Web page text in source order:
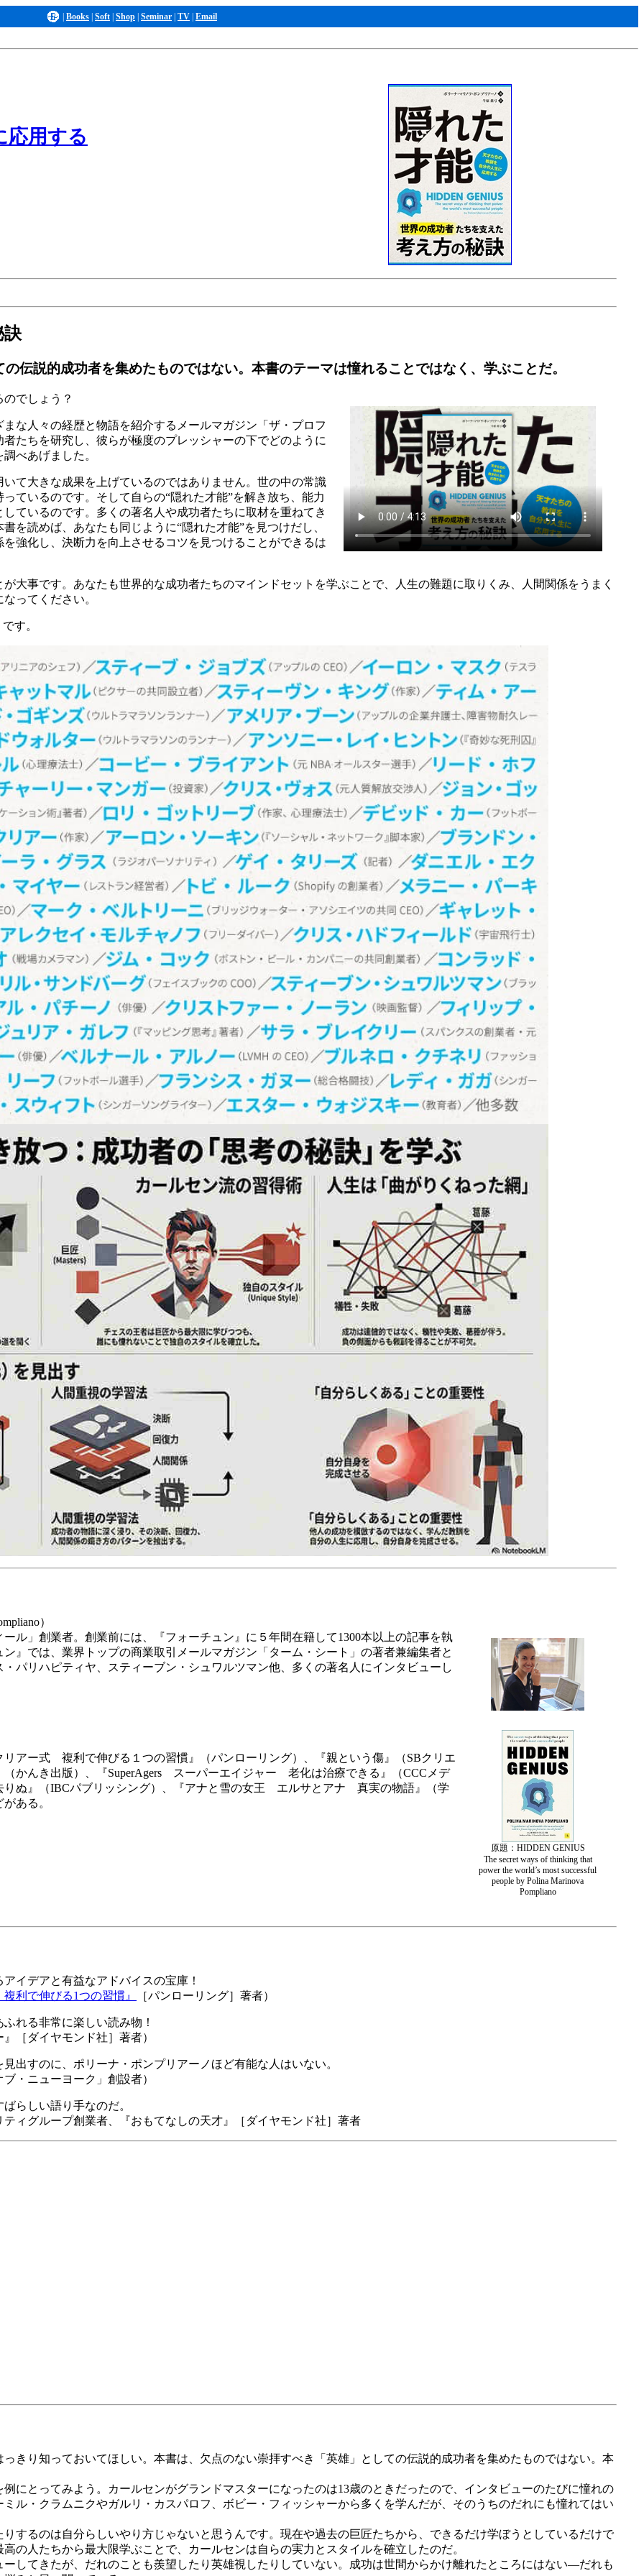
Books Soft Shop Seminar TV Email
応用する
訣
伝説的成功者を集めたものではない。本書のテーマは憧れることではなく、学ぶことだ。
でしょう？
人々の経歴と物語を紹介するメールマガジン「ザ・プロフ
たちを研究し、彼らが極度のプレッシャーの下でどのように
べあげました。
て大きな成果を上げているのではありません。世の中の常識
ているのです。そして自らの“隠れた才能”を解き放ち、能力
ているのです。多くの著名人や成功者たちに取材を重ねてき
を読めば、あなたも同じように“隠れた才能”を見つけだし、
強化し、決断力を向上させるコツを見つけることができるは
事です。あなたも世界的な成功者たちのマインドセットを学ぶことで、人生の難題に取りくみ、人間関係をうまく
ってください。
す。
原題：HIDDEN GENIUS
The secret ways of thinking that
power the world’s most successful
people by Polina Marinova
Pompliano
）
ル」創業者。創業前には、『フォーチュン』に５年間在籍して1300本以上の記事を執
』では、業界トップの商業取引メールマガジン「ターム・シート」の著者兼編集者と
パリハピティヤ、スティーブン・シュワルツマン他、多くの著名人にインタビューし
アー式 複利で伸びる１つの習慣』（パンローリング）、『親という傷』（SBクリエ
かんき出版）、『SuperAgers スーパーエイジャー 老化は治療できる』（CCCメデ
ぬ』（IBCパブリッシング）、『アナと雪の女王 エルサとアナ 真実の物語』（学
ある。
イデアと有益なアドバイスの宝庫！
利で伸びる1つの習慣』
［パンローリング］著者）
れる非常に楽しい読み物！
［ダイヤモンド社］著者）
出すのに、ポリーナ・ポンプリアーノほど有能な人はいない。
・ニューヨーク」創設者）
らしい語り手なのだ。
ィグループ創業者、『おもてなしの天才』［ダイヤモンド社］著者
り知っておいてほしい。本書は、欠点のない崇拝すべき「英雄」としての伝説的成功者を集めたものではない。本
とってみよう。カールセンがグランドマスターになったのは13歳のときだったので、インタビューのたびに憧れの
ル・クラムニクやガルリ・カスパロフ、ボビー・フィッシャーから多くを学んだが、そのうちのだれにも憧れてはい
するのは自分らしいやり方じゃないと思うんです。現在や過去の巨匠たちから、できるだけ学ぼうとしているだけで
の人たちから最大限学ぶことで、カールセンは自らの実力とスタイルを確立したのだ。
してきたが、だれのことも羨望したり英雄視したりしていない。成功は世間からかけ離れたところにはない―だれも